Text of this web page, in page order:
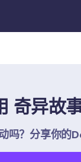
奇异故
吗？分享你的